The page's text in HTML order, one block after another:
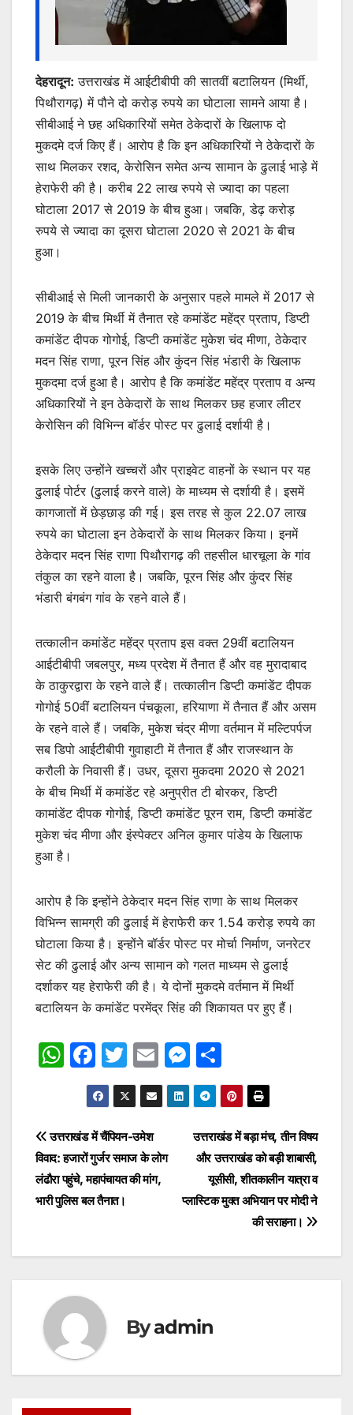
देहरादून: उत्तराखंड में आईटीबीपी की सातवीं बटालियन (मिर्थी,
पिथौरागढ़) में पौने दो करोड़ रुपये का घोटाला सामने आया है।
सीबीआई ने छह अधिकारियों समेत ठेकेदारों के खिलाफ दो
मुकदमे दर्ज किए हैं। आरोप है कि इन अधिकारियों ने ठेकेदारों के
साथ मिलकर रशद, केरोसिन समेत अन्य सामान के ढुलाई भाड़े में
हेराफेरी की है। करीब 22 लाख रुपये से ज्यादा का पहला
घोटाला 2017 से 2019 के बीच हुआ। जबकि, डेढ़ करोड़
रुपये से ज्यादा का दूसरा घोटाला 2020 से 2021 के बीच
हुआ।
सीबीआई से मिली जानकारी के अनुसार पहले मामले में 2017 से
2019 के बीच मिर्थी में तैनात रहे कमांडेंट महेंद्र प्रताप, डिप्टी
कमांडेंट दीपक गोगोई, डिप्टी कमांडेंट मुकेश चंद मीणा, ठेकेदार
मदन सिंह राणा, पूरन सिंह और कुंदन सिंह भंडारी के खिलाफ
मुकदमा दर्ज हुआ है। आरोप है कि कमांडेंट महेंद्र प्रताप व अन्य
अधिकारियों ने इन ठेकेदारों के साथ मिलकर छह हजार लीटर
केरोसिन की विभिन्न बॉर्डर पोस्ट पर ढुलाई दर्शायी है।
इसके लिए उन्होंने खच्चरों और प्राइवेट वाहनों के स्थान पर यह
ढुलाई पोर्टर (ढुलाई करने वाले) के माध्यम से दर्शायी है। इसमें
कागजातों में छेड़छाड़ की गई। इस तरह से कुल 22.07 लाख
रुपये का घोटाला इन ठेकेदारों के साथ मिलकर किया। इनमें
ठेकेदार मदन सिंह राणा पिथौरागढ़ की तहसील धारचूला के गांव
तंकुल का रहने वाला है। जबकि, पूरन सिंह और कुंदर सिंह
भंडारी बंगबंग गांव के रहने वाले हैं।
तत्कालीन कमांडेंट महेंद्र प्रताप इस वक्त 29वीं बटालियन
आईटीबीपी जबलपुर, मध्य प्रदेश में तैनात हैं और वह मुरादाबाद
के ठाकुरद्वारा के रहने वाले हैं। तत्कालीन डिप्टी कमांडेंट दीपक
गोगोई 50वीं बटालियन पंचकूला, हरियाणा में तैनात हैं और असम
के रहने वाले हैं। जबकि, मुकेश चंद्र मीणा वर्तमान में मल्टिपर्पज
सब डिपो आईटीबीपी गुवाहाटी में तैनात हैं और राजस्थान के
करौली के निवासी हैं। उधर, दूसरा मुकदमा 2020 से 2021
के बीच मिर्थी में कमांडेंट रहे अनुप्रीत टी बोरकर, डिप्टी
कामांडेंट दीपक गोगोई, डिप्टी कमांडेंट पूरन राम, डिप्टी कमांडेंट
मुकेश चंद मीणा और इंस्पेक्टर अनिल कुमार पांडेय के खिलाफ
हुआ है।
आरोप है कि इन्होंने ठेकेदार मदन सिंह राणा के साथ मिलकर
विभिन्न सामग्री की ढुलाई में हेराफेरी कर 1.54 करोड़ रुपये का
घोटाला किया है। इन्होंने बॉर्डर पोस्ट पर मोर्चा निर्माण, जनरेटर
सेट की ढुलाई और अन्य सामान को गलत माध्यम से ढुलाई
दर्शाकर यह हेराफेरी की है। ये दोनों मुकदमे वर्तमान में मिर्थी
बटालियन के कमांडेंट परमेंद्र सिंह की शिकायत पर हुए हैं।
W
s
A
p
p
F
a
c
e
b
o
o
T
w
itt
er
E
m
ai
M
e
s
s
e
g
h
ar
e
Post
navigation
उत्तराखंड में बड़ा मंच, तीन विषय
और उत्तराखंड को बड़ी शाबासी,
यूसीसी, शीतकालीन यात्रा व
प्लास्टिक मुक्त अभियान पर मोदी ने
की सराहना।
उत्तराखंड में चैंपियन-उमेश
विवाद: हजारों गुर्जर समाज के लोग
लंढौरा पहुंचे, महापंचायत की मांग,
भारी पुलिस बल तैनात।
Byadmin